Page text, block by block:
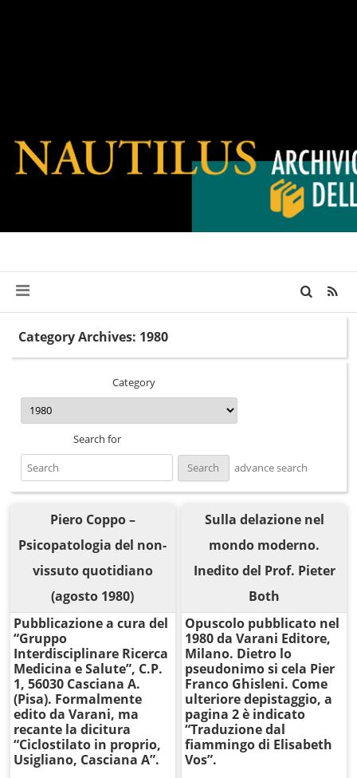
Category Archives: 1980
Category
Search for
advance search
Piero Coppo –
Psicopatologia del non-
vissuto quotidiano
(agosto 1980)
Pubblicazione a cura del
“Gruppo
Interdisciplinare Ricerca
Medicina e Salute”, C.P.
1, 56030 Casciana A.
(Pisa). Formalmente
edito da Varani, ma
recante la dicitura
“Ciclostilato in proprio,
Usigliano, Casciana A”.
Sulla delazione nel
mondo moderno.
Inedito del Prof. Pieter
Both
Opuscolo pubblicato nel
1980 da Varani Editore,
Milano. Dietro lo
pseudonimo si cela Pier
Franco Ghisleni. Come
ulteriore depistaggio, a
pagina 2 è indicato
“Traduzione dal
fiammingo di Elisabeth
Vos”.